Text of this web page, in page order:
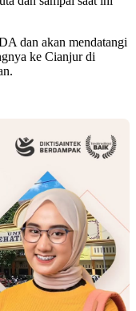
dan akan mendatangi
ke Cianjur di